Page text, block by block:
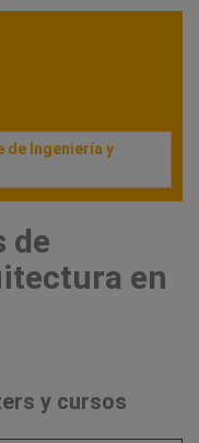
de Ingeniería y
de
en
y cursos